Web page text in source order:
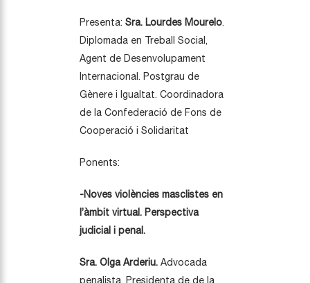
Presenta: Sra. Lourdes Mourelo.
Diplomada en Treball Social,
Agent de Desenvolupament
Internacional. Postgrau de
Gènere i Igualtat. Coordinadora
de la Confederació de Fons de
Cooperació i Solidaritat
Ponents:
-Noves violències masclistes en
l’àmbit virtual. Perspectiva
judicial i penal.
Sra. Olga Arderiu. Advocada
penalista. Presidenta de de la